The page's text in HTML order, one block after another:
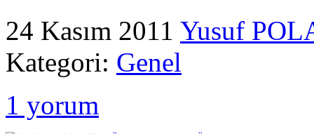
24 Kasım 2011 Yusuf
Kategori: Genel
1 yorum